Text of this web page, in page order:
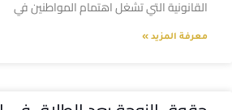
القانونية التي تشغل اهتمام المواطنين في
معرفة المزيد »